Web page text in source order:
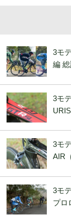
3モ
編
3モ
3モ
AIR
3モ
プロ